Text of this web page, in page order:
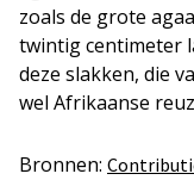
zoals de grote
twintig centimeter
deze slakken, die
wel Afrikaanse
Bronnen: